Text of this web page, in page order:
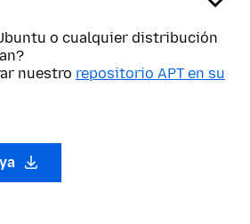
o cualquier distribución
nuestro repositorio APT en su